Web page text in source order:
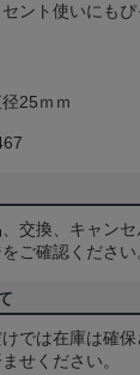
ント使いにもぴ
25ｍｍ
交換、キャンセ
をご確認ください
では在庫は確
せください。